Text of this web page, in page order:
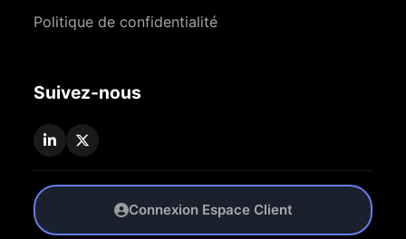
Politique de confidentialité
Suivez-nous
Connexion Espace Client